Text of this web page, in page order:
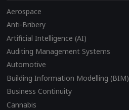
Aerospace
Anti-Bribery
Artificial Intelligence (AI)
Auditing Management Systems
Automotive
Building Information Modelling (BIM)
Business Continuity
Cannabis